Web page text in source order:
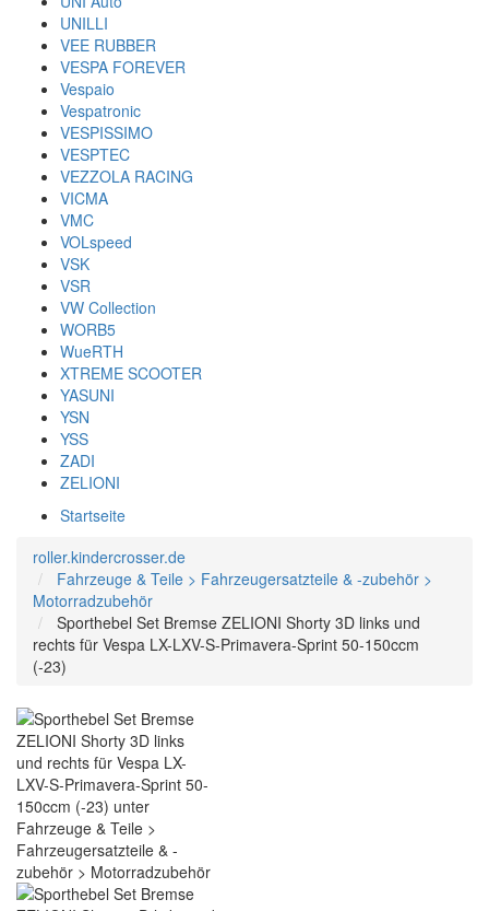
UNILLI
VEE RUBBER
VESPA FOREVER
Vespaio
Vespatronic
VESPISSIMO
VESPTEC
VEZZOLA RACING
VICMA
VMC
VOLspeed
VSK
VSR
VW Collection
WORB5
WueRTH
XTREME SCOOTER
YASUNI
YSN
YSS
ZADI
ZELIONI
Startseite
roller.kindercrosser.de
Fahrzeuge & Teile > Fahrzeugersatzteile & -zubehör >
Motorradzubehör
Sporthebel Set Bremse ZELIONI Shorty 3D links und
rechts für Vespa LX-LXV-S-Primavera-Sprint 50-150ccm
(-23)